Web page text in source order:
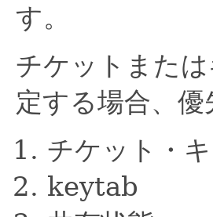
す。
チケットまた
定する場合、
チケット・
keytab